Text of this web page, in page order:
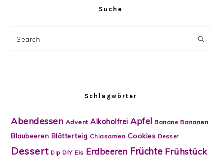
Suche
Search
Schlagwörter
Abendessen Advent Alkoholfrei Apfel Banane Bananen
Blaubeeren Blätterteig Chiasamen Cookies Desser
Dessert Dip DIY Eis Erdbeeren Früchte Frühstück